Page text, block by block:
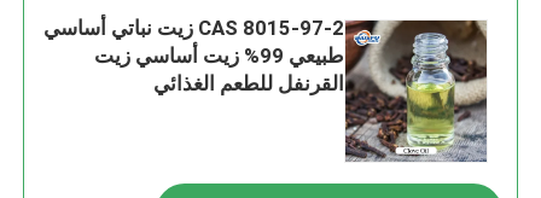
CAS 8015-97-2 زيت نباتي أساسي
طبيعي 99% زيت أساسي زيت
القرنفل للطعم الغذائي